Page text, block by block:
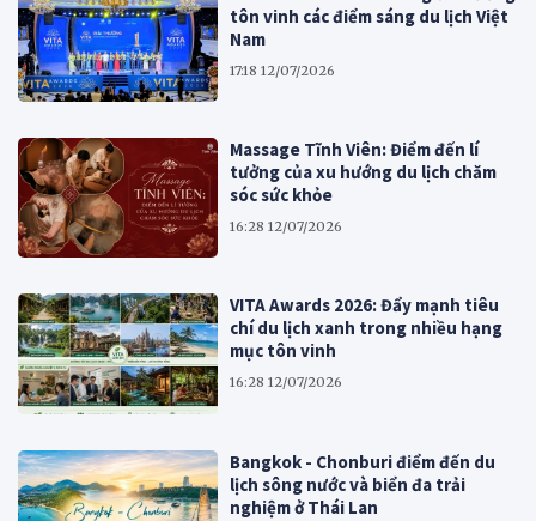
tôn vinh các điểm sáng du lịch Việt
Nam
17:18 12/07/2026
Massage Tĩnh Viên: Điểm đến lí
tưởng của xu hướng du lịch chăm
sóc sức khỏe
16:28 12/07/2026
VITA Awards 2026: Đẩy mạnh tiêu
chí du lịch xanh trong nhiều hạng
mục tôn vinh
16:28 12/07/2026
Bangkok - Chonburi điểm đến du
lịch sông nước và biển đa trải
nghiệm ở Thái Lan